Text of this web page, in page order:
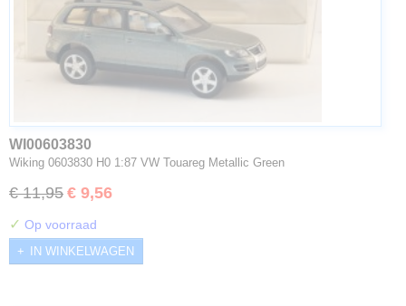
WI00603830
Wiking 0603830 H0 1:87 VW Touareg Metallic Green
€ 11,95 € 9,56
✓ Op voorraad
IN WINKELWAGEN